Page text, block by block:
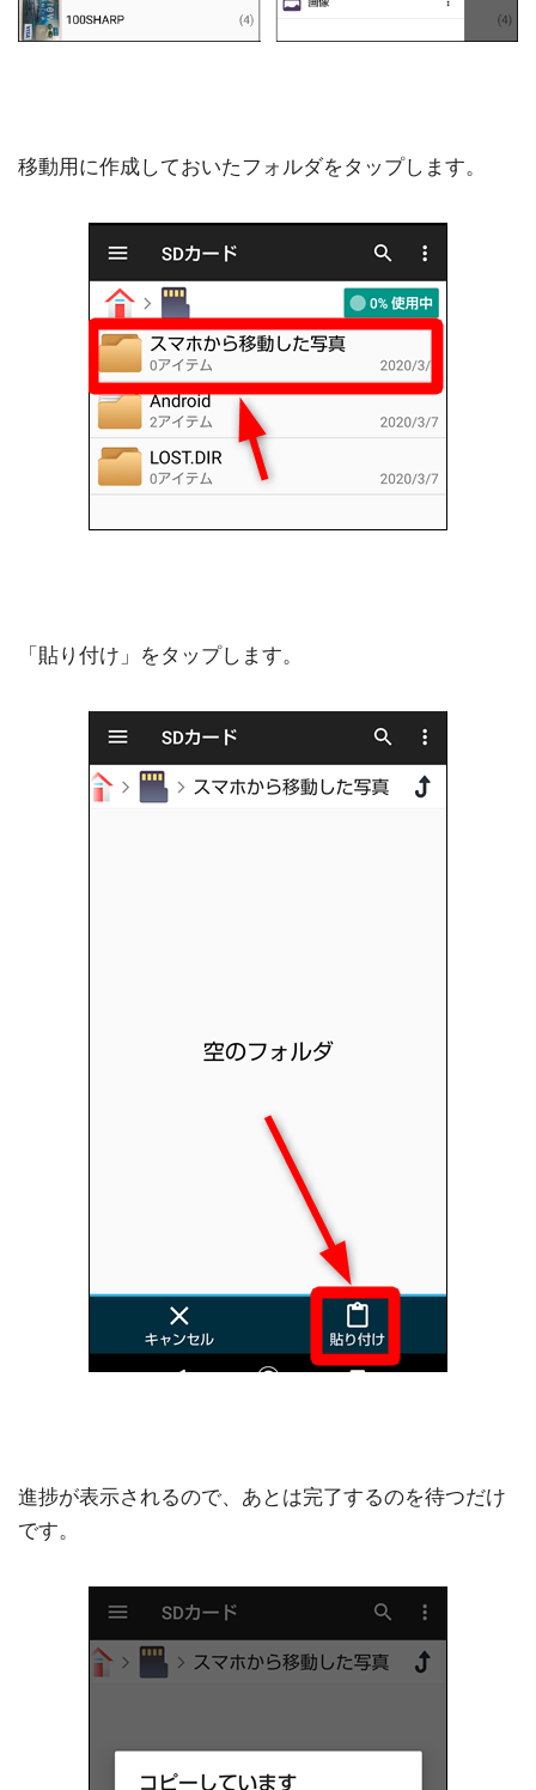
移動用に作成しておいたフォルダをタップします。
「貼り付け」をタップします。
進捗が表示されるので、あとは完了するのを待つだけ
です。